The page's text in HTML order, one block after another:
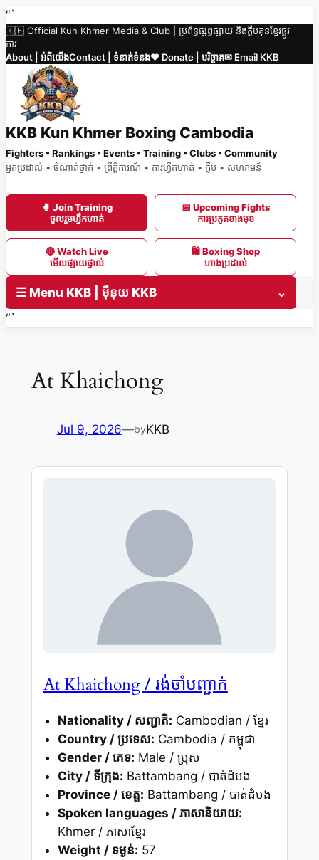
Skip
to
content
“`
🇰🇭 Official Kun Khmer Media & Club | ប្រព័ន្ធផ្សព្វផ្សាយ និងក្លឹបគុនខ្មែរផ្លូវ
ការ
About | អំពីយើងContact | ទំនាក់ទំនង❤️ Donate | បរិច្ចាគ✉ Email KKB
KKB Kun Khmer Boxing Cambodia
Fighters • Rankings • Events • Training • Clubs • Community
អ្នកប្រដាល់ • ចំណាត់ថ្នាក់ • ព្រឹត្តិការណ៍ • ការហ្វឹកហាត់ • ក្លឹប • សហគមន៍
🥊 Join Training
ចូលរួមហ្វឹកហាត់
📅 Upcoming Fights
ការប្រកួតខាងមុខ
🔴 Watch Live
មើលផ្សាយផ្ទាល់
🛍 Boxing Shop
ហាងប្រដាល់
☰ Menu KKB | ម៉ឺនុយ KKB
⌄
“`
At Khaichong
Jul 9, 2026—byKKB
At Khaichong/ រង់ចាំបញ្ជាក់
Nationality / សញ្ជាតិ: Cambodian / ខ្មែរ
Country / ប្រទេស: Cambodia / កម្ពុជា
Gender / ភេទ: Male / ប្រុស
City / ទីក្រុង: Battambang / បាត់ដំបង
Province / ខេត្ត: Battambang / បាត់ដំបង
Spoken languages / ភាសានិយាយ:
Khmer / ភាសាខ្មែរ
Weight / ទម្ងន់: 57